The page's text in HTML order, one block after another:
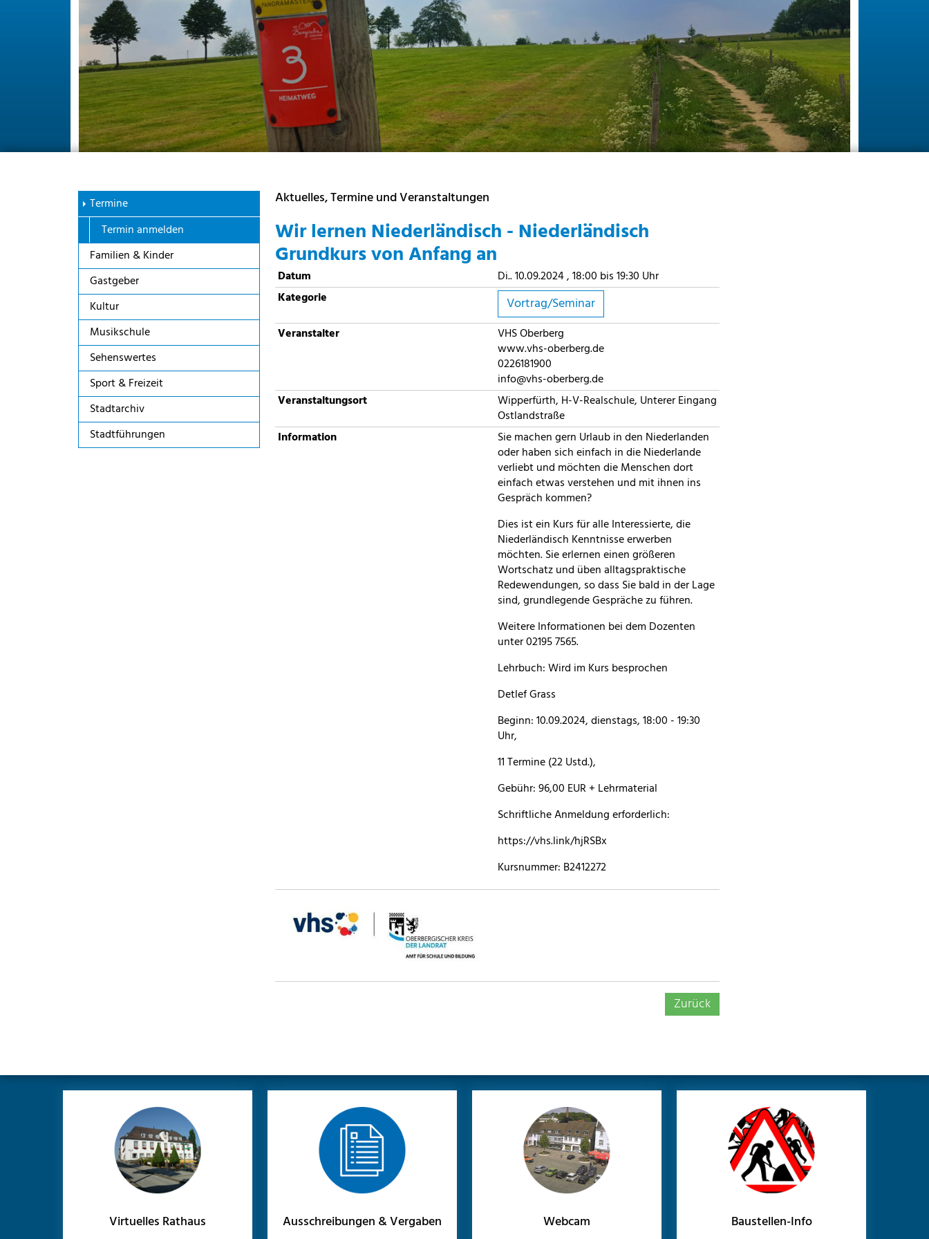
Termine
Termin anmelden
Familien & Kinder
Gastgeber
Kultur
Musikschule
Sehenswertes
Sport & Freizeit
Stadtarchiv
Stadtführungen
Aktuelles, Termine und Veranstaltungen
Wir lernen Niederländisch - Niederländisch
Grundkurs von Anfang an
Datum
Di.. 10.09.2024 , 18:00 bis 19:30 Uhr
Kategorie
Vortrag/Seminar
Veranstalter
VHS Oberberg
www.vhs-oberberg.de
0226181900
info@vhs-oberberg.de
Veranstaltungsort
Wipperfürth, H-V-Realschule, Unterer Eingang
Ostlandstraße
Information
Sie machen gern Urlaub in den Niederlanden
oder haben sich einfach in die Niederlande
verliebt und möchten die Menschen dort
einfach etwas verstehen und mit ihnen ins
Gespräch kommen?
Dies ist ein Kurs für alle Interessierte, die
Niederländisch Kenntnisse erwerben
möchten. Sie erlernen einen größeren
Wortschatz und üben alltagspraktische
Redewendungen, so dass Sie bald in der Lage
sind, grundlegende Gespräche zu führen.
Weitere Informationen bei dem Dozenten
unter 02195 7565.
Lehrbuch: Wird im Kurs besprochen
Detlef Grass
Beginn: 10.09.2024, dienstags, 18:00 - 19:30
Uhr,
11 Termine (22 Ustd.),
Gebühr: 96,00 EUR + Lehrmaterial
Schriftliche Anmeldung erforderlich:
https://vhs.link/hjRSBx
Kursnummer: B2412272
Zurück
Virtuelles Rathaus Ausschreibungen & Vergaben Webcam Baustellen-Info